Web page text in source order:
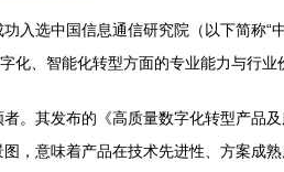
选中国信息通信研究院（以下简称“
、智能化转型方面的专业能力与行业
。其发布的《高质量数字化转型产品
，意味着产品在技术先进性、方案成